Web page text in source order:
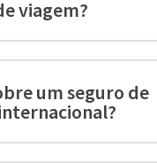
viagem?
um seguro de